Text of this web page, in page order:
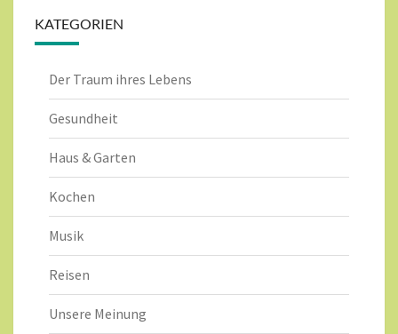
KATEGORIEN
Der Traum ihres Lebens
Gesundheit
Haus & Garten
Kochen
Musik
Reisen
Unsere Meinung